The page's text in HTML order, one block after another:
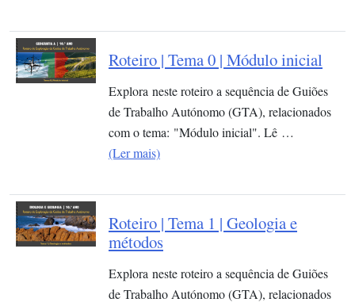
Roteiro | Tema 0 | Módulo inicial
Explora neste roteiro a sequência de Guiões
de Trabalho Autónomo (GTA), relacionados
com o tema: "Módulo inicial". Lê …
(Ler mais)
Roteiro | Tema 1 | Geologia e
métodos
Explora neste roteiro a sequência de Guiões
de Trabalho Autónomo (GTA), relacionados